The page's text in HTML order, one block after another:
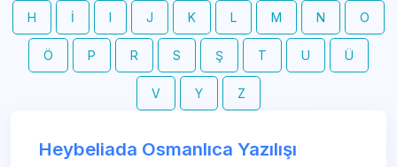
H İ I J K L M N O
Ö P R S Ş T U Ü
V Y Z
Heybeliada Osmanlıca Yazılışı